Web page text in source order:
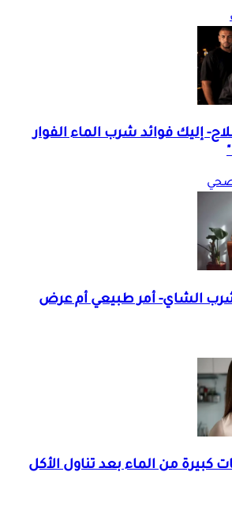
إليك فوائد شرب الماء الفوار
الشاي- أمر طبيعي أم عرض
من الماء بعد تناول الأكل